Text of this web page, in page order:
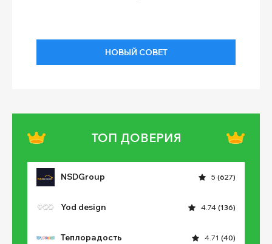
НОВЫЙ СОВЕТ
ТОП ДОВЕРИЯ
NSDGroup 5 (627)
Yod design 4.74 (136)
Теплорадость 4.71 (40)